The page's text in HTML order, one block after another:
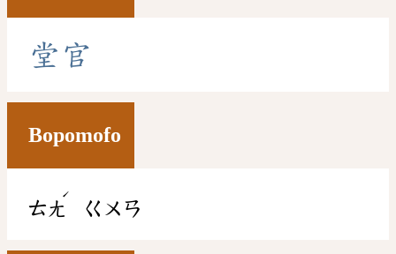
堂 官
Bopomofo
ㄊㄤ
ˊ
ㄍㄨㄢ